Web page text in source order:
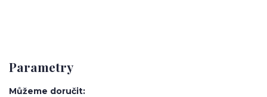
Parametry
Můžeme doručit